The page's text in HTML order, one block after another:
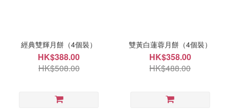
經典雙輝月餅（4個裝）
HK$388.00
HK$508.00
雙黃白蓮蓉月餅（4個裝）
HK$358.00
HK$488.00